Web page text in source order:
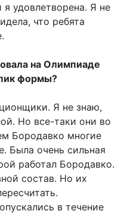
удовлетворена. Я не
что ребята
на Олимпиаде
формы?
Я не знаю,
Но все-таки они во
Бородавко многие
Была очень сильная
работал Бородавко.
состав. Но их
в течение